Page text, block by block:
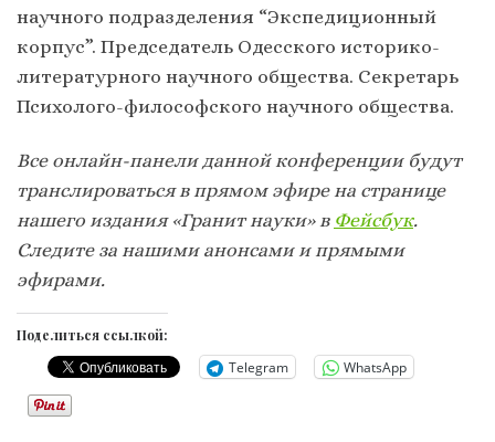
научного подразделения “Экспедиционный
корпус”. Председатель Одесского историко-
литературного научного общества. Секретарь
Психолого-философского научного общества.
Все онлайн-панели данной конференции будут
транслироваться в прямом эфире на странице
нашего издания «Гранит науки» в Фейсбук.
Следите за нашими анонсами и прямыми
эфирами.
Поделиться ссылкой:
Telegram WhatsApp